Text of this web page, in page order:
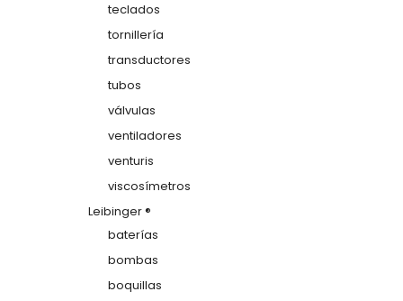
teclados
tornillería
transductores
tubos
válvulas
ventiladores
venturis
viscosímetros
Leibinger ®
baterías
bombas
boquillas